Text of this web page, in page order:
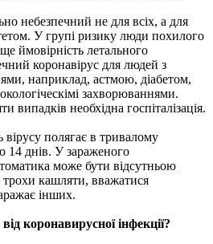
небезпечний не для всіх, а для
У групі ризику люди похилого
ймовірність летального
коронавірус для людей з
наприклад, астмою, діабетом,
захворюваннями.
випадків необхідна госпіталізація.
полягає в тривалому
14 днів. У зараженого
може бути відсутньою
трохи кашляти, вважатися
інших.
коронавирусної інфекції?